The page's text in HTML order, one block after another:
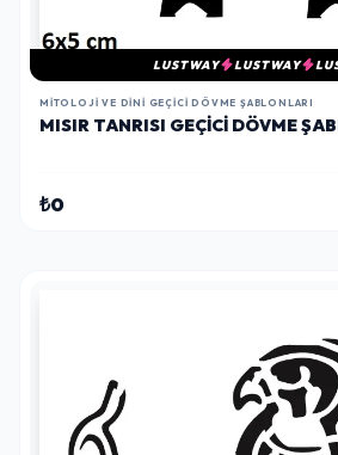
LUSTWAY LUSTWAY
MITOLOJI VE DINI GEÇICI DÖVME ŞABLONLARI
MISIR TANRISI GEÇICI DÖVME
₺0